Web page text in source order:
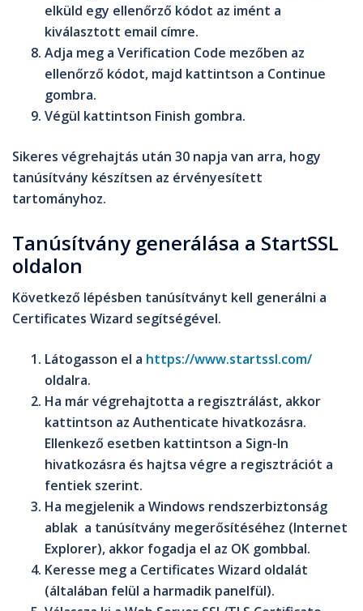
elküld egy ellenőrző kódot az imént a
kiválasztott email címre.
Adja meg a Verification Code mezőben az
ellenőrző kódot, majd kattintson a Continue
gombra.
Végül kattintson Finish gombra.
Sikeres végrehajtás után 30 napja van arra, hogy
tanúsítvány készítsen az érvényesített
tartományhoz.
Tanúsítvány generálása a StartSSL
oldalon
Következő lépésben tanúsítványt kell generálni a
Certificates Wizard segítségével.
Látogasson el a https://www.startssl.com/
oldalra.
Ha már végrehajtotta a regisztrálást, akkor
kattintson az Authenticate hivatkozásra.
Ellenkező esetben kattintson a Sign-In
hivatkozásra és hajtsa végre a regisztrációt a
fentiek szerint.
Ha megjelenik a Windows rendszerbiztonság
ablak a tanúsítvány megerősítéséhez (Internet
Explorer), akkor fogadja el az OK gombbal.
Keresse meg a Certificates Wizard oldalát
(általában felül a harmadik panelfül).